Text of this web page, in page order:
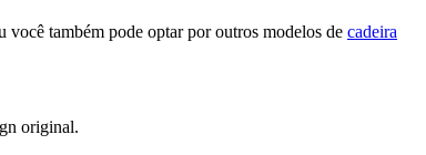
você também pode optar por outros modelos de cadeira
original.